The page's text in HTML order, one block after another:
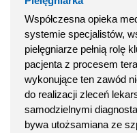
Współczesna opieka
systemie specjalistów,
pielęgniarze pełnią rolę
pacjenta z procesem
wykonujące ten zawód
do realizacji zleceń
samodzielnymi
bywa utożsamiana ze